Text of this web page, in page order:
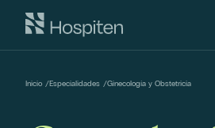
Inicio /Especialidades /Ginecología y Obstetricia